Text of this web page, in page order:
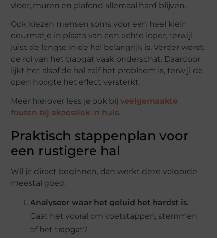
vloer, muren en plafond allemaal hard blijven.
Ook kiezen mensen soms voor een heel klein
deurmatje in plaats van een echte loper, terwijl
juist de lengte in de hal belangrijk is. Verder wordt
de rol van het trapgat vaak onderschat. Daardoor
lijkt het alsof de hal zelf het probleem is, terwijl de
open hoogte het effect versterkt.
Meer hierover lees je ook bijveelgemaakte
fouten bij akoestiek in huis.
Praktisch stappenplan voor
een rustigere hal
Wil je direct beginnen, dan werkt deze volgorde
meestal goed:
Analyseer waar het geluid het hardst is.
Gaat het vooral om voetstappen, stemmen
of het trapgat?